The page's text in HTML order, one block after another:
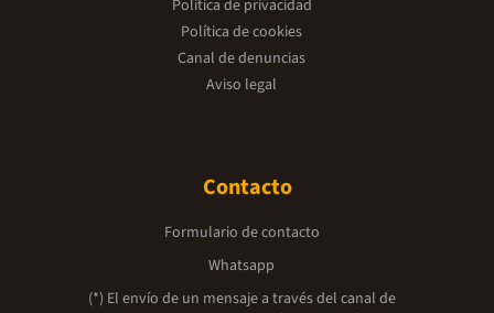
Política de privacidad
Política de cookies
Canal de denuncias
Aviso legal
Contacto
Formulario de contacto
Whatsapp
(*) El envío de un mensaje a través del canal de